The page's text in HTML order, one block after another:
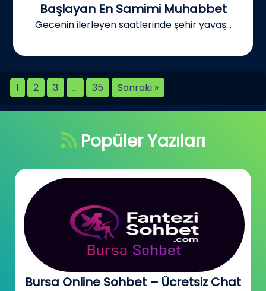
Başlayan En Samimi Muhabbet
Gecenin ilerleyen saatlerinde şehir yavaş...
1 2 3 … 35 Sonraki »
Popüler Yazıları
Bursa Online Sohbet – Ücretsiz Chat